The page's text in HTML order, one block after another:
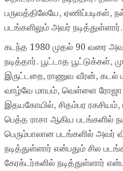
பருவத்திலேயே, ஏணிப்படிகள்,
படங்களிலும் அவர் நடித்துள்ளார்.
கடந்த 1980 முதல் 90 வரை
நடித்தார். பூட்டாத பூட்டுக்கள்,
இருட்டறை, ராணுவ வீரன்,
வாழ்வே மாயம், வெள்ளை
இதயகோயில், சிதம்பர ரகசியம்,
பெத்த ராசா ஆகிய படங்களில்
பெரும்பாலான படங்களில் அவர்
நடித்துள்ளார் என்பதும் சில
கேரக்டர்களில் நடித்துள்ளார்